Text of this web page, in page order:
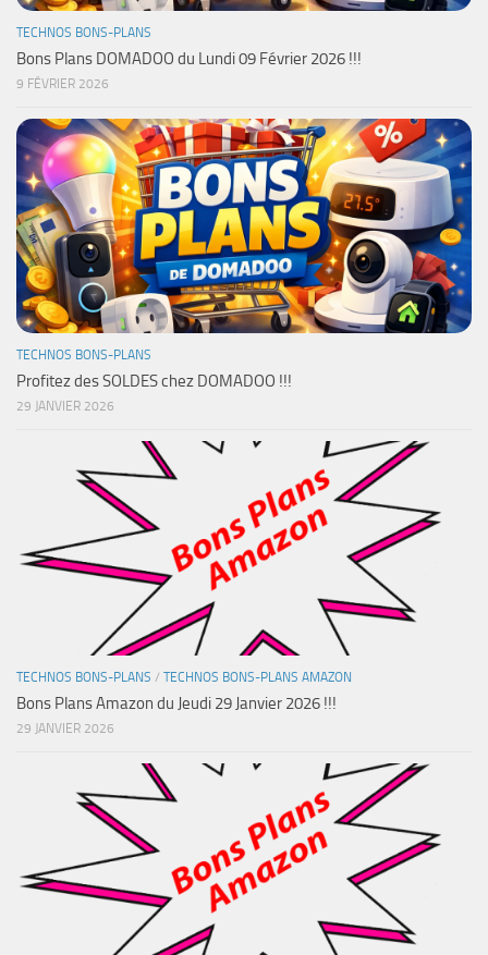
TECHNOS BONS-PLANS
Bons Plans DOMADOO du Lundi 09 Février 2026 !!!
9 FÉVRIER 2026
TECHNOS BONS-PLANS
Profitez des SOLDES chez DOMADOO !!!
29 JANVIER 2026
TECHNOS BONS-PLANS / TECHNOS BONS-PLANS AMAZON
Bons Plans Amazon du Jeudi 29 Janvier 2026 !!!
29 JANVIER 2026